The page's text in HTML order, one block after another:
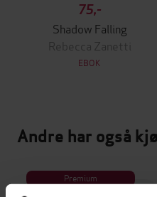
75,-
Shadow Falling
Rebecca Zanetti
EBOK
Andre har også
Premium